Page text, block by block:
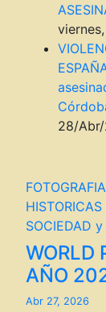
28/
FOTOGRAFIA
HISTORICAS
SOCIEDAD y
WORLD
AÑO
Abr 27, 2026